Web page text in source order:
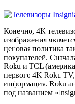
Конечно, 4K
изображения
ценовая политика
покупателей.
Roku и TCL
первого 4K Roku
информация. Roku
под названием